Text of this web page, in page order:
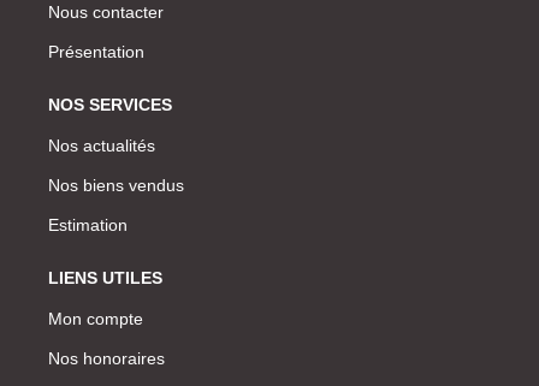
Nous contacter
Présentation
NOS SERVICES
Nos actualités
Nos biens vendus
Estimation
LIENS UTILES
Mon compte
Nos honoraires